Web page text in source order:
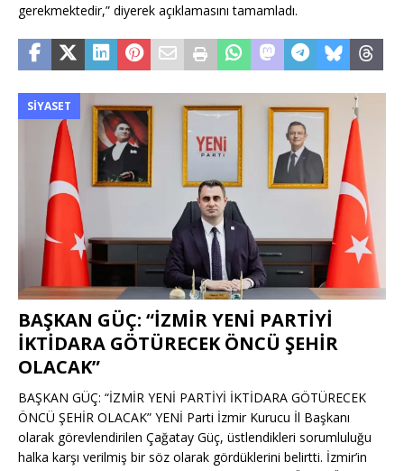
gerekmektedir,” diyerek açıklamasını tamamladı.
SIYASET
BAŞKAN GÜÇ: “İZMİR YENİ PARTİYİ
İKTİDARA GÖTÜRECEK ÖNCÜ ŞEHİR
OLACAK”
BAŞKAN GÜÇ: “İZMİR YENİ PARTİYİ İKTİDARA GÖTÜRECEK
ÖNCÜ ŞEHİR OLACAK” YENİ Parti İzmir Kurucu İl Başkanı
olarak görevlendirilen Çağatay Güç, üstlendikleri sorumluluğu
halka karşı verilmiş bir söz olarak gördüklerini belirtti. İzmir’in